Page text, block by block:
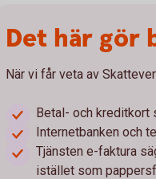
Det här gör
När vi får veta av
Betal- och kreditkort
Internetbanken och
Tjänsten e-faktura
istället som